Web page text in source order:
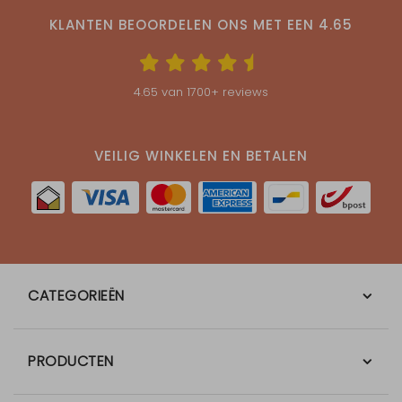
KLANTEN BEOORDELEN ONS MET EEN 4.65
4.65 van 1700+ reviews
VEILIG WINKELEN EN BETALEN
CATEGORIEËN
PRODUCTEN